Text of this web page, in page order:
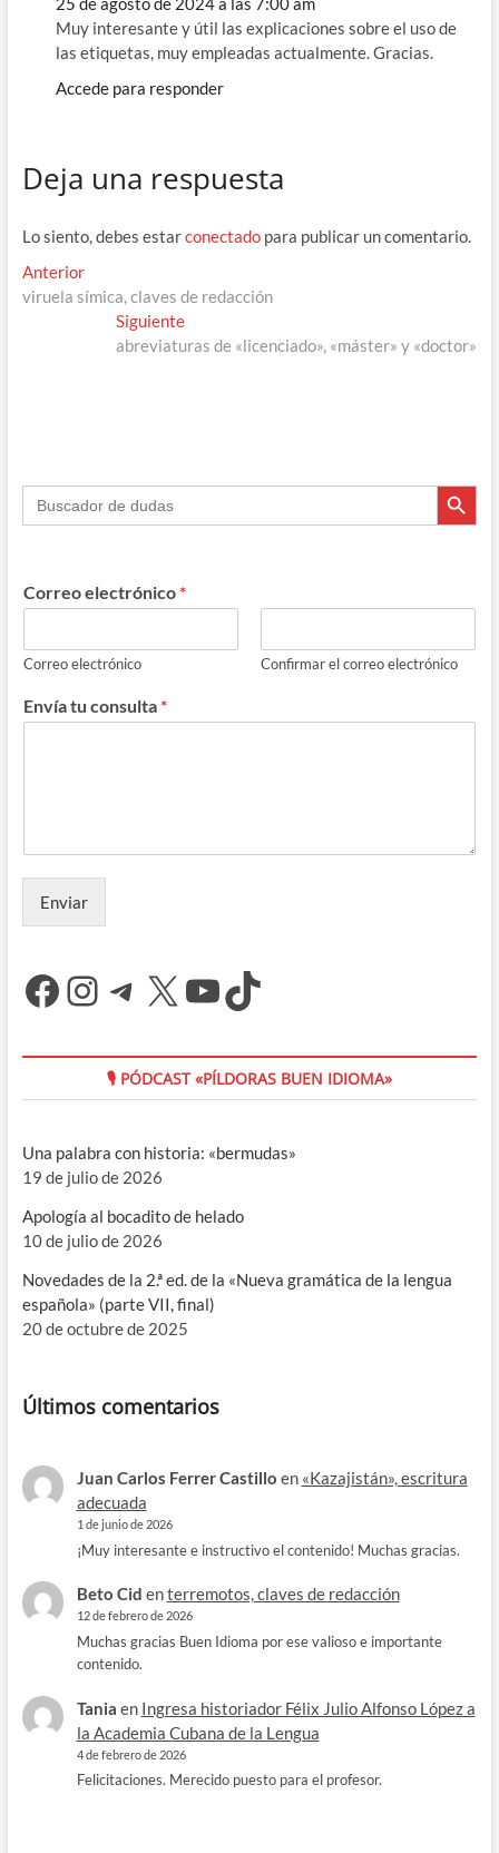
Muy interesante y útil las explicaciones sobre el uso de
las etiquetas, muy empleadas actualmente. Gracias.
Accede para responder
Deja una respuesta
Lo siento, debes estarconectadopara publicar un comentario.
Navegación
de
entradas
AnteriorEntrada
anterior:
viruela símica, claves de redacción
SiguienteEntrada
siguiente:
abreviaturas de «licenciado», «máster» y «doctor»
Buscar: Botón de
Correo electrónico *
Correo electrónico Confirmar el correo electrónico
Envía tu consulta *
Enviar
Facebook
Instagram
Telegram
X YouTube
TikTok
🎙 PÓDCAST «PÍLDORAS BUEN IDIOMA»
Una palabra con historia: «bermudas»
19 de julio de 2026
Apología al bocadito de helado
10 de julio de 2026
Novedades de la 2.ª ed. de la «Nueva gramática de la lengua
española» (parte VII, final)
20 de octubre de 2025
Últimos comentarios
Juan Carlos Ferrer Castillo en «Kazajistán», escritura
adecuada
1 de junio de 2026
¡Muy interesante e instructivo el contenido! Muchas gracias.
Beto Cid enterremotos, claves de redacción
12 de febrero de 2026
Muchas gracias Buen Idioma por ese valioso e importante
contenido.
Tania en Ingresa historiador Félix Julio Alfonso López a
la Academia Cubana de la Lengua
4 de febrero de 2026
Felicitaciones. Merecido puesto para el profesor.